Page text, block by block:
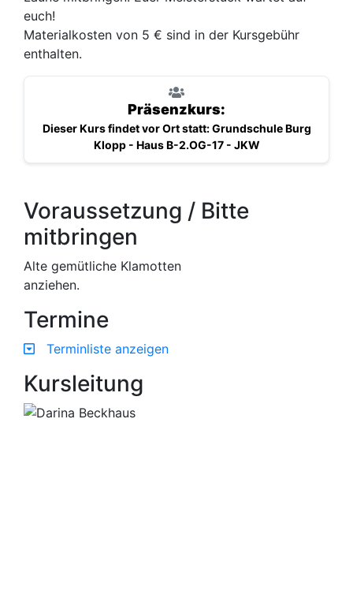
euch!
Materialkosten von 5 € sind in der Kursgebühr
enthalten.
Präsenzkurs:
Dieser Kurs findet vor Ort statt: Grundschule Burg
Klopp - Haus B-2.OG-17 - JKW
Voraussetzung / Bitte
mitbringen
Alte gemütliche Klamotten
anziehen.
Termine
Terminliste anzeigen
Kursleitung